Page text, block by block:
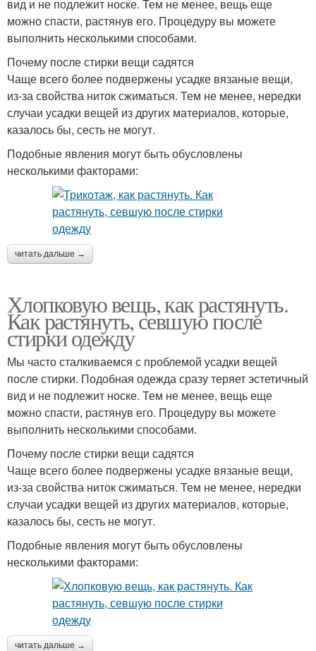
вид и не подлежит носке. Тем не менее, вещь еще
можно спасти, растянув его. Процедуру вы можете
выполнить несколькими способами.
Почему после стирки вещи садятся
Чаще всего более подвержены усадке вязаные вещи,
из-за свойства ниток сжиматься. Тем не менее, нередки
случаи усадки вещей из других материалов, которые,
казалось бы, сесть не могут.
Подобные явления могут быть обусловлены
несколькими факторами:
читать дальше →
Хлопковую вещь, как растянуть.
Как растянуть, севшую после
стирки одежду
Мы часто сталкиваемся с проблемой усадки вещей
после стирки. Подобная одежда сразу теряет эстетичный
вид и не подлежит носке. Тем не менее, вещь еще
можно спасти, растянув его. Процедуру вы можете
выполнить несколькими способами.
Почему после стирки вещи садятся
Чаще всего более подвержены усадке вязаные вещи,
из-за свойства ниток сжиматься. Тем не менее, нередки
случаи усадки вещей из других материалов, которые,
казалось бы, сесть не могут.
Подобные явления могут быть обусловлены
несколькими факторами:
читать дальше →